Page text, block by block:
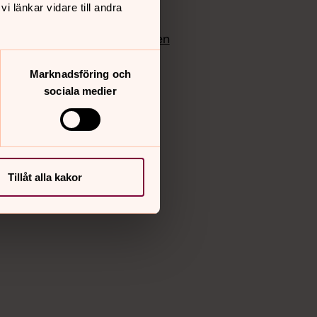
länkar vidare till andra
Marknadsföring och
sociala medier
Tillåt alla kakor
Instagram
Bloggportalen